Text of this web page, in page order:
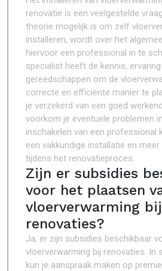
renovatie is een veelgestelde
theorie mogelijk is om zelf
installeren, wordt over het
hiervoor een professional in te
specialist heeft de kennis,
gereedschappen om de
correcte en efficiënte manier te
je verzekerd van een goed
voorkom je eventuele problemen
inschakelen van een professional
een vakkundige installatie en
tijdens het renovatieproces.
Zijn er subsidies
voor het plaatsen
vloerverwarming bij
renovaties?
Ja, er zijn subsidies beschikbaar
vloerverwarming bij renovaties. In
kun je aanspraak maken op